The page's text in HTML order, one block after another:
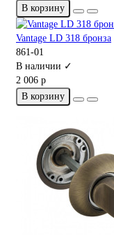
В корзину
Vantage LD 318 бронза
861-01
В наличии ✓
2 006 р
В корзину